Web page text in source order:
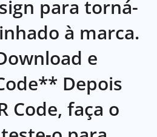
para torná-
à marca.
e
Depois
Code, faça o